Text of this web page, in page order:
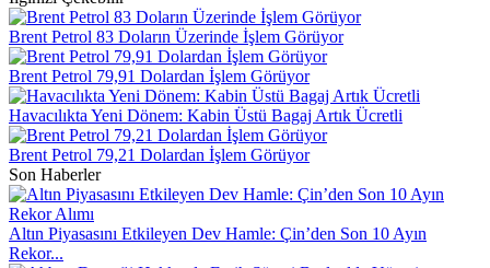
Brent Petrol 83 Doların Üzerinde İşlem Görüyor
Brent Petrol 79,91 Dolardan İşlem Görüyor
Havacılıkta Yeni Dönem: Kabin Üstü Bagaj Artık Ücretli
Brent Petrol 79,21 Dolardan İşlem Görüyor
Son Haberler
Altın Piyasasını Etkileyen Dev Hamle: Çin’den Son 10 Ayın
Rekor...